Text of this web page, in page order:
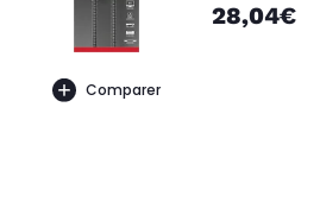
Comparer
28,04€